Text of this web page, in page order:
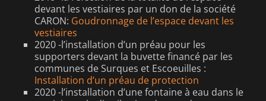
devant les vestiaires par un don de la société
CARON: Goudronnage de l’espace devant les
vestiaires
2020 -l’installation d’un préau pour les
supporters devant la buvette financé par les
communes de Surques et Escoeuilles :
Installation d’un préau de protection
2020 -l’installation d’une fontaine à eau dans le